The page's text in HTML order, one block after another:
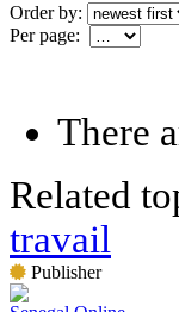
Order by:
Per page:
There
Related
travail
Publisher